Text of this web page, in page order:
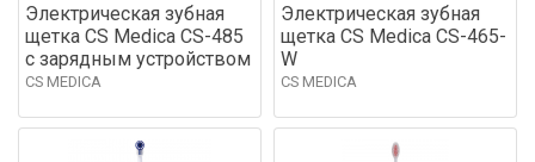
Электрическая зубная
щетка CS Medica CS-485
с зарядным устройством
CS MEDICA
Электрическая зубная
щетка CS Medica CS-465-
W
CS MEDICA